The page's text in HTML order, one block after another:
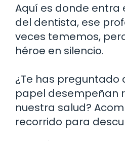
Aquí es donde entra
del dentista, ese
veces tememos,
héroe en silencio.
¿Te has preguntado
papel desempeñan
nuestra salud?
recorrido para